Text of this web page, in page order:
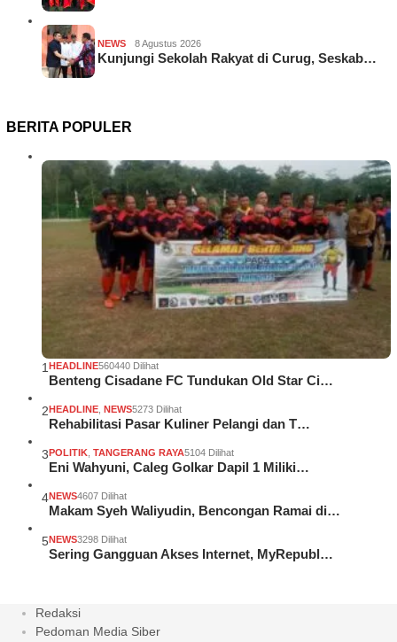
NEWS 8 Agustus 2026
Kunjungi Sekolah Rakyat di Curug, Seskab…
BERITA POPULER
1 HEADLINE560440 Dilihat
Benteng Cisadane FC Tundukan Old Star Ci…
2HEADLINE NEWS5273 Dilihat
Rehabilitasi Pasar Kuliner Pelangi dan T…
3POLITIK TANGERANG RAYA5104 Dilihat
Eni Wahyuni, Caleg Golkar Dapil 1 Miliki…
4NEWS4607 Dilihat
Makam Syeh Waliyudin, Bencongan Ramai di…
5NEWS3298 Dilihat
Sering Gangguan Akses Internet, MyRepubl…
Redaksi
Pedoman Media Siber